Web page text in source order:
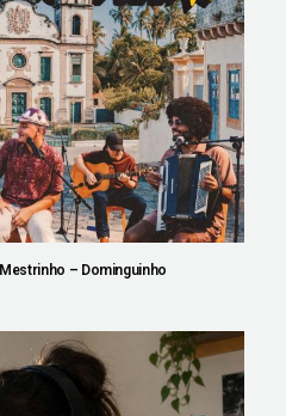
– Dominguinho